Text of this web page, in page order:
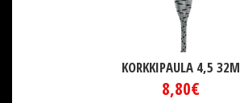
KORKKIPAULA 4,5 32M
8,80€